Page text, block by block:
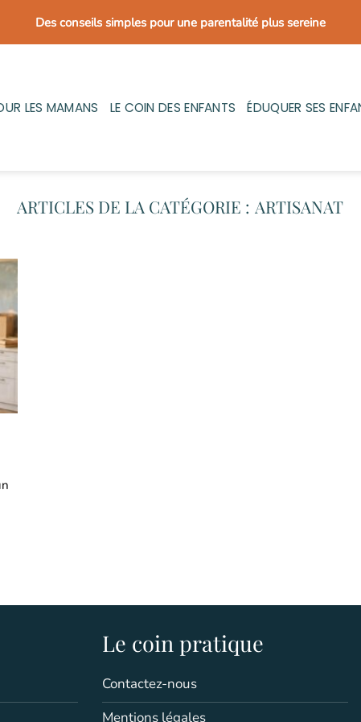
Des conseils simples pour une parentalité plus sereine
LES MAMANS LE COIN DES ENFANTS ÉDUQUER SES
ARTISANAT
Le coin pratique
Contactez-nous
Mentions légales